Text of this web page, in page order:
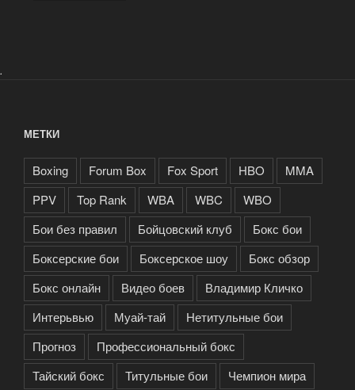
.
МЕТКИ
Boxing Forum Box Fox Sport HBO
MMA
PPV
Top Rank WBA WBC
WBO
Бои без правил
Бойцовский клуб
Бокс бои
Боксерские бои
Боксерское шоу
Бокс обзор
Бокс онлайн
Видео боев
Владимир Кличко
Интерьвью
Муай-тай
Нетитульные бои
Прогноз
Профессиональный бокс
Тайский бокс
Титульные бои Чемпион мира